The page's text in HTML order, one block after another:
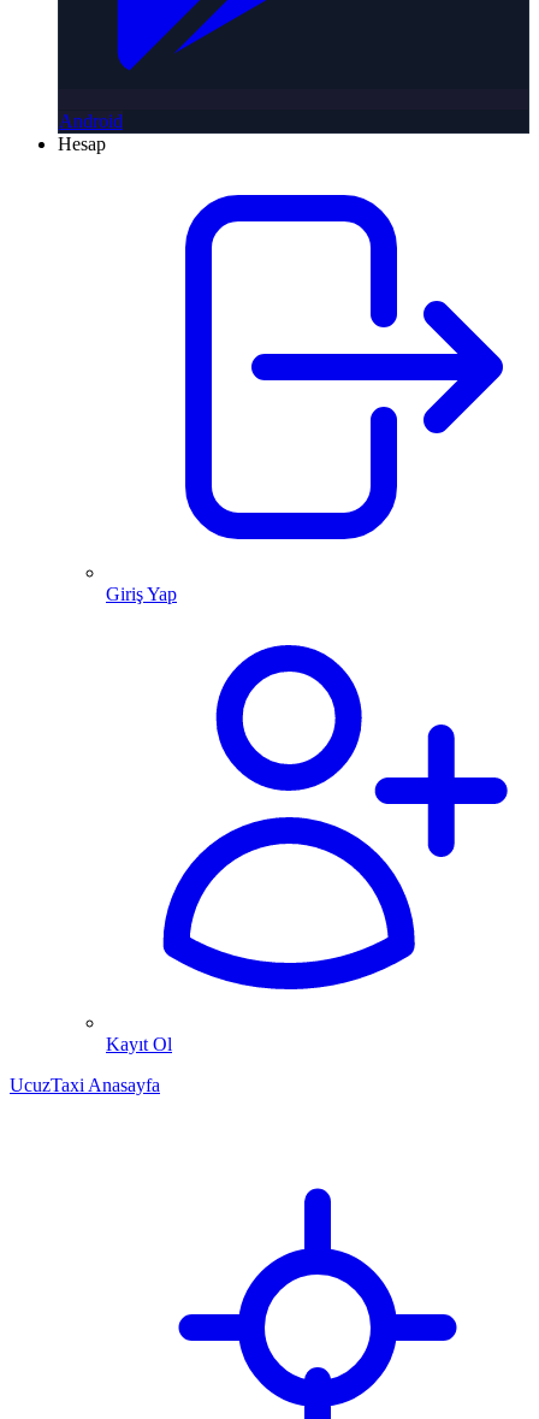
Android
Hesap
Giriş Yap
Kayıt Ol
UcuzTaxi Anasayfa